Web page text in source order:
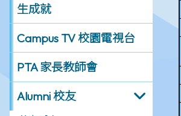
生成就
Campus TV 校園電視台
PTA 家長教師會
Alumni 校友